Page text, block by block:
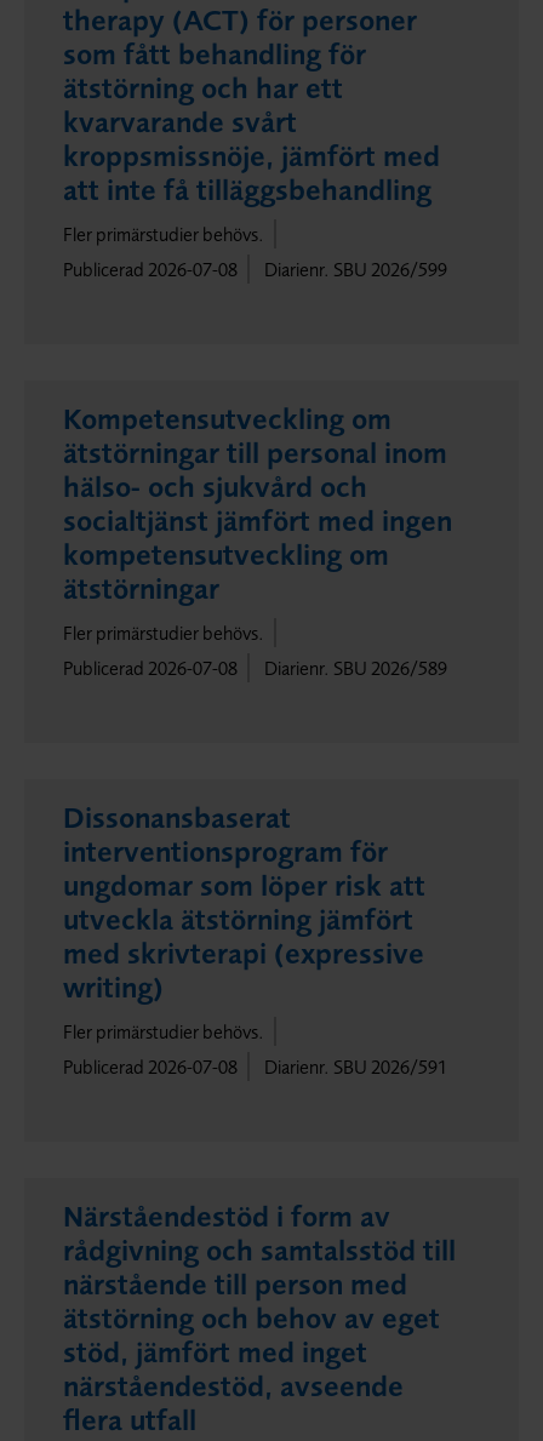
therapy (ACT) för personer
som fått behandling för
ätstörning och har ett
kvarvarande svårt
kroppsmissnöje, jämfört med
att inte få tilläggsbehandling
Fler primärstudier behövs.
Publicerad 2026-07-08
Diarienr. SBU 2026/599
Kompetensutveckling om
ätstörningar till personal inom
hälso- och sjukvård och
socialtjänst jämfört med ingen
kompetensutveckling om
ätstörningar
Fler primärstudier behövs.
Publicerad 2026-07-08
Diarienr. SBU 2026/589
Dissonansbaserat
interventionsprogram för
ungdomar som löper risk att
utveckla ätstörning jämfört
med skrivterapi (expressive
writing)
Fler primärstudier behövs.
Publicerad 2026-07-08
Diarienr. SBU 2026/591
Närståendestöd i form av
rådgivning och samtalsstöd till
närstående till person med
ätstörning och behov av eget
stöd, jämfört med inget
närståendestöd, avseende
flera utfall